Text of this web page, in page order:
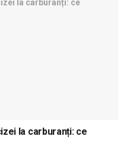
la carburanți: ce